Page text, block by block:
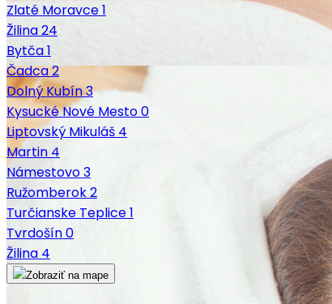
Zlaté Moravce1
Žilina24
Bytča1
Čadca2
Dolný Kubín3
Kysucké Nové Mesto0
Liptovský Mikuláš 4
Martin 4
Námestovo3
Ružomberok2
Turčianske Teplice1
Tvrdošín0
Žilina 4
Zobraziť na mape